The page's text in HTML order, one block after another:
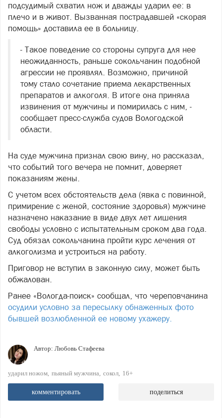
подсудимый схватил нож и дважды ударил ее: в
плечо и в живот. Вызванная пострадавшей «скорая
помощь» доставила ее в больницу.
- Такое поведение со стороны супруга для нее
неожиданность, раньше сокольчанин подобной
агрессии не проявлял. Возможно, причиной
тому стало сочетание приема лекарственных
препаратов и алкоголя. В итоге она приняла
извинения от мужчины и помирилась с ним, -
сообщает пресс-служба судов Вологодской
области.
На суде мужчина признал свою вину, но рассказал,
что событий того вечера не помнит, доверяет
показаниям жены.
С учетом всех обстоятельств дела (явка с повинной,
примирение с женой, состояние здоровья) мужчине
назначено наказание в виде двух лет лишения
свободы условно с испытательным сроком два года.
Суд обязал сокольчанина пройти курс лечения от
алкоголизма и устроиться на работу.
Приговор не вступил в законную силу, может быть
обжалован.
Ранее «Вологда-поиск» сообщал, что череповчанина
осудили условно за пересылку обнаженных фото
бывшей возлюбленной ее новому ухажеру.
Автор: Любовь Стафеева
ударил ножом пьяный мужчина сокол 16+
комментировать поделиться